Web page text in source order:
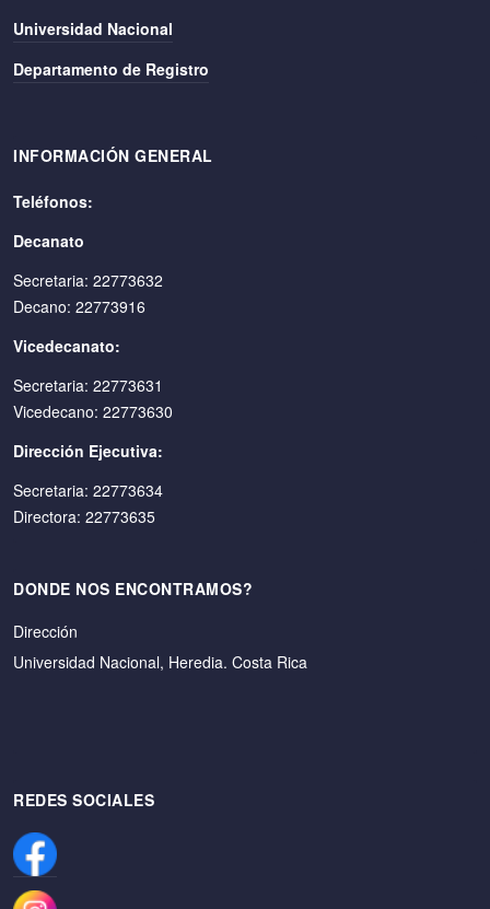
Universidad Nacional
Departamento de Registro
INFORMACIÓN GENERAL
Teléfonos:
Decanato
Secretaria: 22773632
Decano: 22773916
Vicedecanato:
Secretaria: 22773631
Vicedecano: 22773630
Dirección Ejecutiva:
Secretaria: 22773634
Directora: 22773635
DONDE NOS ENCONTRAMOS?
Dirección
Universidad Nacional, Heredia. Costa Rica
REDES SOCIALES